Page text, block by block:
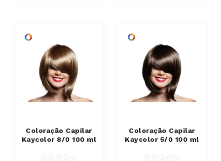
Coloração Capilar
Kaycolor 8/0 100 ml
Coloração Capilar
Kaycolor 5/0 100 ml